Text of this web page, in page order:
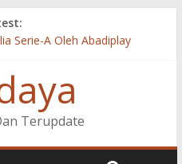
Serie-A Oleh Abadiplay
Santander Oleh
LaLiga Santander Oleh
Serie-A Oleh Abadiplay
Terupdate